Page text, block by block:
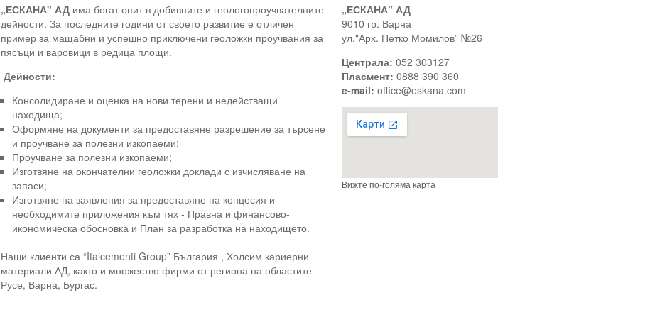
„ЕСКАНА" АД има богат опит в добивните и геологопроучвателните
дейности. За последните години от своето развитие е отличен
пример за мащабни и успешно приключени геоложки проучвания за
пясъци и варовици в редица площи.
Дейности:
Консолидиране и оценка на нови терени и недействащи
находища;
Оформяне на документи за предоставяне разрешение за търсене
и проучване за полезни изкопаеми;
Проучване за полезни изкопаеми;
Изготвяне на окончателни геоложки доклади с изчисляване на
запаси;
Изготвяне на заявления за предоставяне на концесия и
необходимите приложения към тях - Правна и финансово-
икономическа обосновка и План за разработка на находището.
Наши клиенти са “Italcementi Group” България , Холсим кариерни
материали АД, както и множество фирми от региона на областите
Русе, Варна, Бургас.
„ЕСКАНА” АД
9010 гр. Варна
ул."Арх. Петко Момилов” №26
Централа: 052 303127
Пласмент: 0888 390 360
e-mail: office@eskana.com
Вижте по-голяма карта